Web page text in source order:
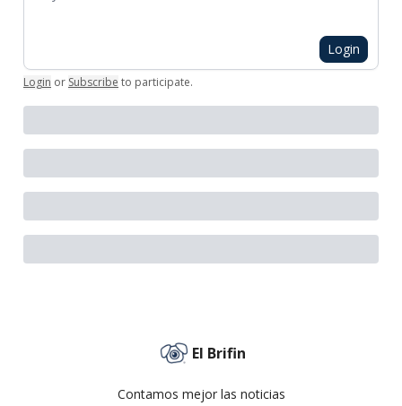
Login
Login or Subscribe to participate.
El Brifin
Contamos mejor las noticias